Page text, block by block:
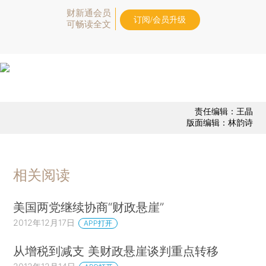
财新通会员
可畅读全文
订阅/会员升级
责任编辑：王晶
版面编辑：林韵诗
相关阅读
美国两党继续协商“财政悬崖”
2012年12月17日 APP打开
从增税到减支 美财政悬崖谈判重点转移